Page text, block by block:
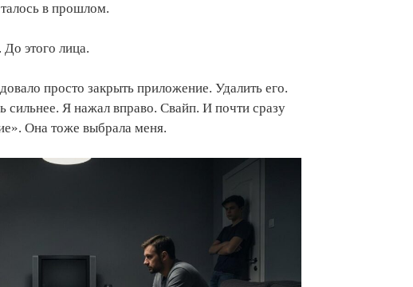
в прошлом.
этого лица.
просто закрыть приложение. Удалить его.
сильнее. Я нажал вправо. Свайп. И почти сразу
Она тоже выбрала меня.